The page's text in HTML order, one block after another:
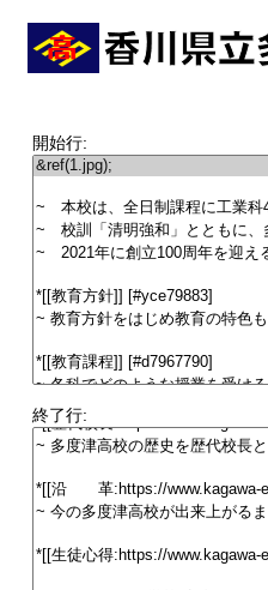
開始行:
終了行: